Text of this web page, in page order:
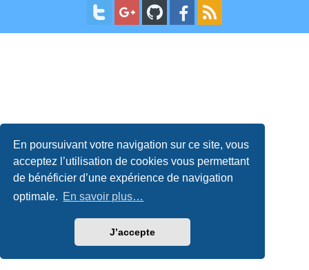
En poursuivant votre navigation sur ce site, vous
acceptez l’utilisation de cookies vous permettant
de bénéficier d’une expérience de navigation
optimale. En savoir plus…
J’accepte